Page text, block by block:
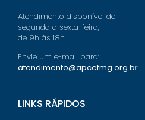
Atendimento disponível de
segunda a sexta-feira,
de 9h às 18h.
Envie um e-mail para:
atendimento@apcefmg.org.br
LINKS RÁPIDOS